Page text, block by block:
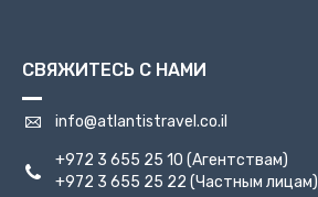
СВЯЖИТЕСЬ С НАМИ
info@atlantistravel.co.il
+972 3 655 25 10 (Агентствам)
+972 3 655 25 22 (Частным лицам)